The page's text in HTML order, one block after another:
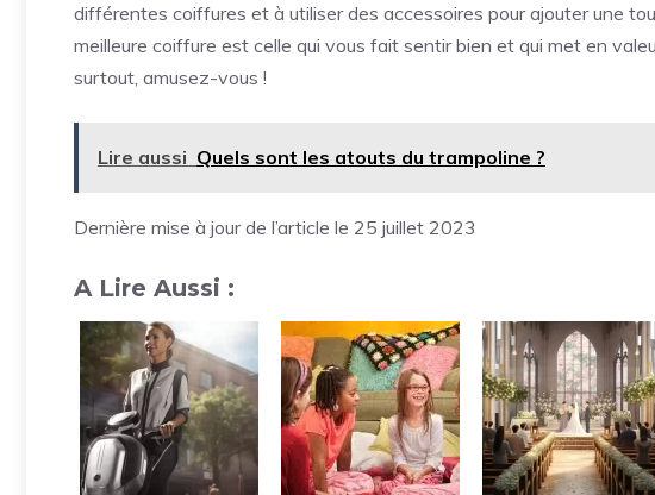
différentes coiffures et à utiliser des accessoires pour ajouter une
meilleure coiffure est celle qui vous fait sentir bien et qui met en
surtout, amusez-vous !
Lire aussi Quels sont les atouts du trampoline ?
Dernière mise à jour de l’article le 25 juillet 2023
A Lire Aussi :